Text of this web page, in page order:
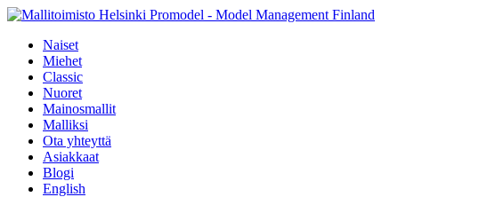
Naiset
Miehet
Classic
Nuoret
Mainosmallit
Malliksi
Ota yhteyttä
Asiakkaat
Blogi
English